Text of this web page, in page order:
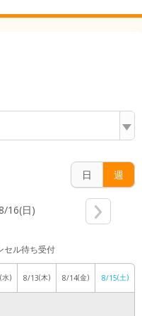
日 週
16(日)
セル待ち受付
(水) 8/13(木) 8/14(金) 8/15(土)